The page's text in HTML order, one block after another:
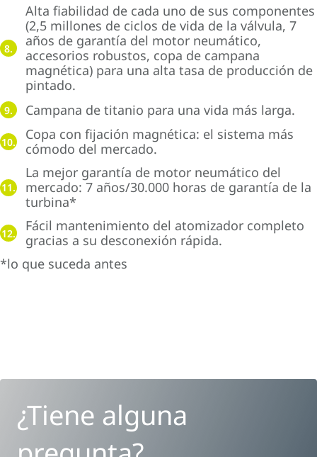
8.
Alta fiabilidad de cada uno de sus componentes
(2,5 millones de ciclos de vida de la válvula, 7
años de garantía del motor neumático,
accesorios robustos, copa de campana
magnética) para una alta tasa de producción de
pintado.
9. Campana de titanio para una vida más larga.
10.
Copa con fijación magnética: el sistema más
cómodo del mercado.
11.
La mejor garantía de motor neumático del
mercado: 7 años/30.000 horas de garantía de la
turbina*
12.
Fácil mantenimiento del atomizador completo
gracias a su desconexión rápida.
*lo que suceda antes
¿Tiene alguna